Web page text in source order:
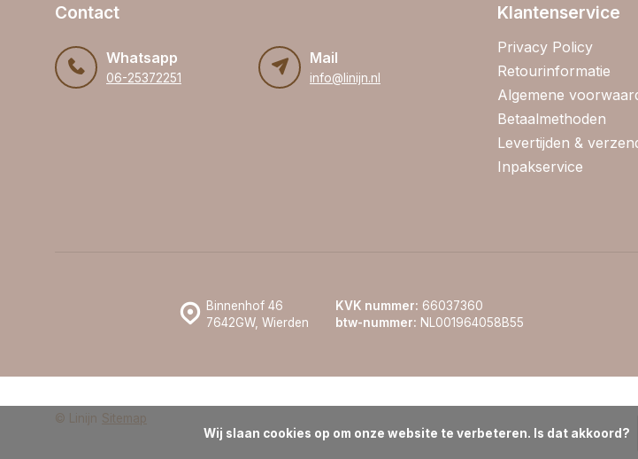
Contact
Whatsapp
06-25372251
Mail
info@linijn.nl
Klantenservice
Privacy Policy
Retourinformatie
Algemene
Betaalmethoden
Levertijden &
Inpakservice
Binnenhof 46
7642GW, Wierden
KVK nummer: 66037360
btw-nummer: NL001964058B55
© Linijn Sitemap
Wij slaan cookies op om onze website te verbeteren. Is dat akkoord?